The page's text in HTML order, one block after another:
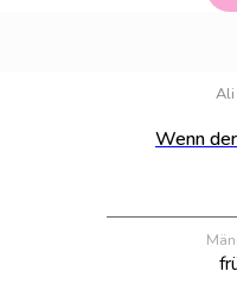
Ali
Wenn